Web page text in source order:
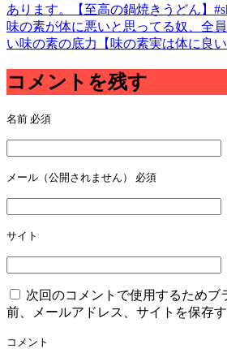
あります。【至高の鍋焼きうどん】
味の素が体に悪いと思ってる奴、全
い味の素の底力【味の素実は体に良い
コメントを残す
名前 必須
メール（公開されません） 必須
サイト
次回のコメントで使用するためブ
前、メールアドレス、サイトを保存す
コメント